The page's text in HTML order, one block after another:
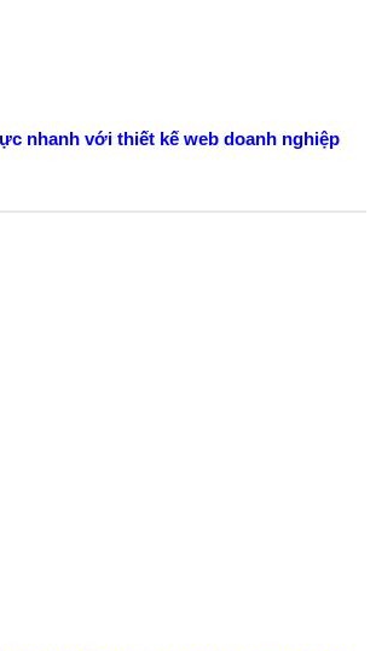
nhanh với thiết kế web doanh nghiệp